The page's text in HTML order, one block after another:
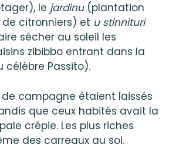
le jardinu(plantation
de citronniers) et u stinnituri
sécher au soleil les
zibibbo entrant dans la
célèbre Passito).
campagne étaient laissés
que ceux habités avait la
crépie. Les plus riches
des carreaux au sol.